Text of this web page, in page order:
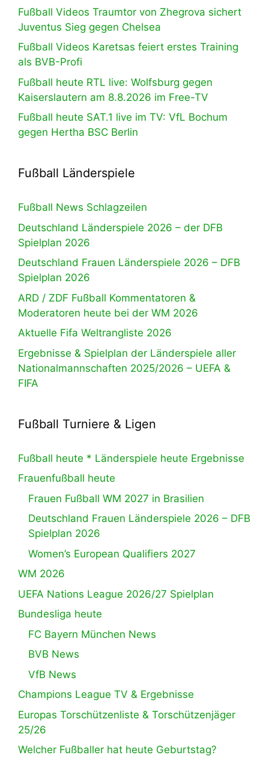
Fußball Videos Traumtor von Zhegrova sichert
Juventus Sieg gegen Chelsea
Fußball Videos Karetsas feiert erstes Training
als BVB-Profi
Fußball heute RTL live: Wolfsburg gegen
Kaiserslautern am 8.8.2026 im Free-TV
Fußball heute SAT.1 live im TV: VfL Bochum
gegen Hertha BSC Berlin
Fußball Länderspiele
Fußball News Schlagzeilen
Deutschland Länderspiele 2026 – der DFB
Spielplan 2026
Deutschland Frauen Länderspiele 2026 – DFB
Spielplan 2026
ARD / ZDF Fußball Kommentatoren &
Moderatoren heute bei der WM 2026
Aktuelle Fifa Weltrangliste 2026
Ergebnisse & Spielplan der Länderspiele aller
Nationalmannschaften 2025/2026 – UEFA &
FIFA
Fußball Turniere & Ligen
Fußball heute * Länderspiele heute Ergebnisse
Frauenfußball heute
Frauen Fußball WM 2027 in Brasilien
Deutschland Frauen Länderspiele 2026 – DFB
Spielplan 2026
Women’s European Qualifiers 2027
WM 2026
UEFA Nations League 2026/27 Spielplan
Bundesliga heute
FC Bayern München News
BVB News
VfB News
Champions League TV & Ergebnisse
Europas Torschützenliste & Torschützenjäger
25/26
Welcher Fußballer hat heute Geburtstag?